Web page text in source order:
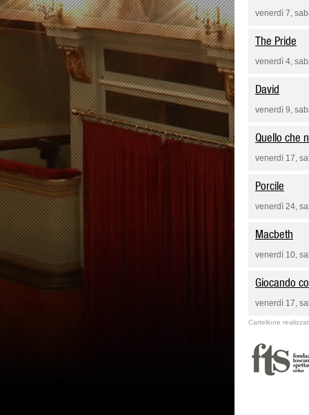
venerdì 7,
The Pride
venerdì 4,
David
venerdì 9,
Quello che
venerdì 17,
Porcile
venerdì 24,
Macbeth
venerdì 10,
Giocando
venerdì 17,
Cartellone